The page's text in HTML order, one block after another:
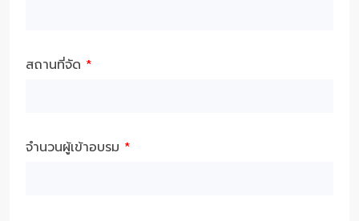
สถานที่จัด *
จำนวนผู้เข้าอบรม *